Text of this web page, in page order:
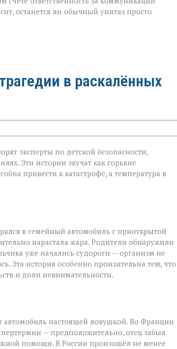
останется ли обычный унитаз просто
в раскалённых
эксперты по детской безопасности,
Эти истории звучат как горькие
привести к катастрофе, а температура в
в семейный автомобиль с приоткрытой
нарастала жара. Родители обнаружили
уже начались судороги — организм не
Эта история особенно пронзительна тем, что
и доли невнимательности.
автомобиль настоящей ловушкой. Во Франции
— предположительно, отец забыл
помощи. В России произошёл не менее